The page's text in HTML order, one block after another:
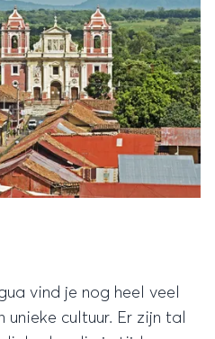
vind je nog heel veel
unieke cultuur. Er zijn tal